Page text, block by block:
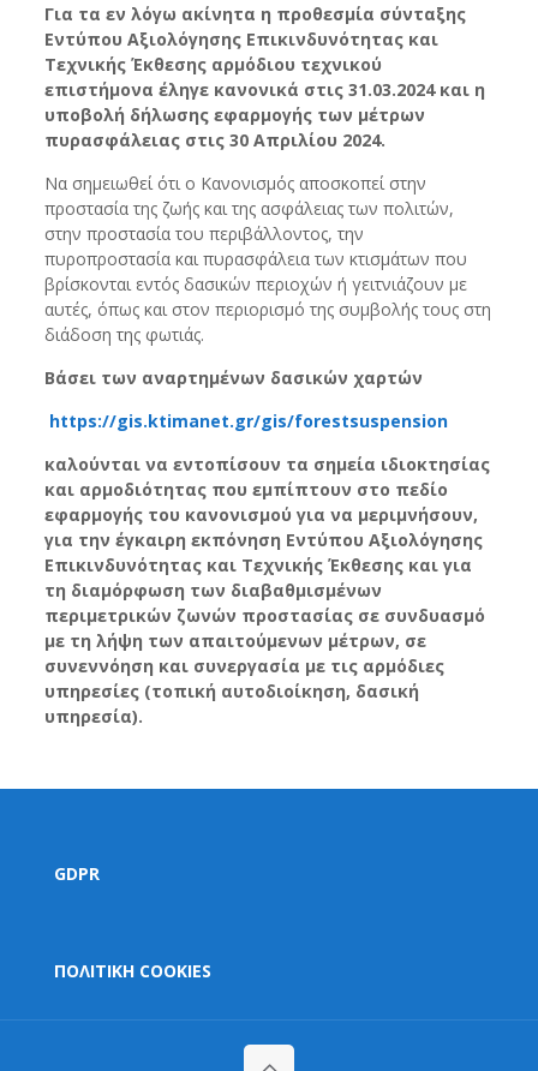
Για τα εν λόγω ακίνητα η προθεσμία σύνταξης
Εντύπου Αξιολόγησης Επικινδυνότητας και
Τεχνικής Έκθεσης αρμόδιου τεχνικού
επιστήμονα έληγε κανονικά στις 31.03.2024 και η
υποβολή δήλωσης εφαρμογής των μέτρων
πυρασφάλειας στις 30 Απριλίου 2024.
Να σημειωθεί ότι ο Κανονισμός αποσκοπεί στην
προστασία της ζωής και της ασφάλειας των πολιτών,
στην προστασία του περιβάλλοντος, την
πυροπροστασία και πυρασφάλεια των κτισμάτων που
βρίσκονται εντός δασικών περιοχών ή γειτνιάζουν με
αυτές, όπως και στον περιορισμό της συμβολής τους στη
διάδοση της φωτιάς.
Bάσει των αναρτημένων δασικών χαρτών
https://gis.ktimanet.gr/gis/forestsuspension
καλούνται να εντοπίσουν τα σημεία ιδιοκτησίας
και αρμοδιότητας που εμπίπτουν στο πεδίο
εφαρμογής του κανονισμού για να μεριμνήσουν,
για την έγκαιρη εκπόνηση Εντύπου Αξιολόγησης
Επικινδυνότητας και Τεχνικής Έκθεσης και για
τη διαμόρφωση των διαβαθμισμένων
περιμετρικών ζωνών προστασίας σε συνδυασμό
με τη λήψη των απαιτούμενων μέτρων, σε
συνεννόηση και συνεργασία µε τις αρμόδιες
υπηρεσίες (τοπική αυτοδιοίκηση, δασική
υπηρεσία).
GDPR
ΠΟΛΙΤΙΚΗ COOKIES